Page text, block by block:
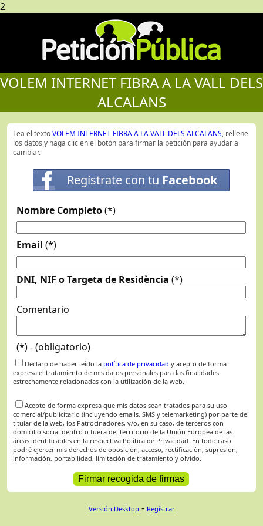
2
VOLEM INTERNET FIBRA A LA VALL DELS
ALCALANS
Lea el textoVOLEM INTERNET FIBRA A LA VALL DELS ALCALANS, rellene
los datos y haga clic en el botón para firmar la petición para ayudar a
cambiar.
Regístrate con tu Facebook
Nombre Completo(*)
Email (*)
DNI, NIF o Targeta de Residència (*)
Comentario
(*) - (obligatorio)
Declaro de haber leído la política de privacidad y acepto de forma
expresa el tratamiento de mis datos personales para las finalidades
estrechamente relacionadas con la utilización de la web.
Acepto de forma expresa que mis datos sean tratados para su uso
comercial/publicitario (incluyendo emails, SMS y telemarketing) por parte del
titular de la web, los Patrocinadores, y/o, en su caso, de terceros con
domicilio social dentro o fuera del territorio de la Unión Europea de las
áreas identificables en la respectiva Política de Privacidad. En todo caso
podré ejercer mis derechos de oposición, acceso, rectificación, supresión,
información, portabilidad, limitación de tratamiento y olvido.
Versión Desktop - Regístrar